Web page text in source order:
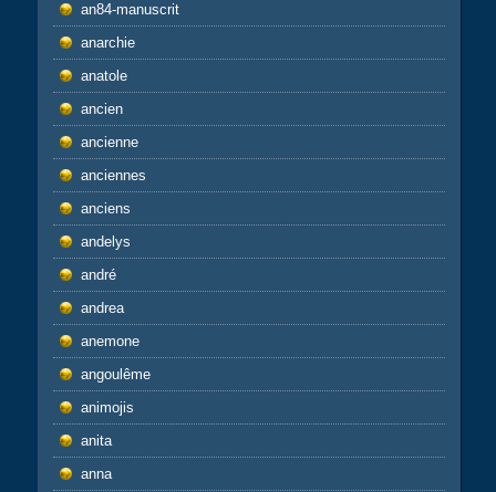
an84-manuscrit
anarchie
anatole
ancien
ancienne
anciennes
anciens
andelys
andré
andrea
anemone
angoulême
animojis
anita
anna